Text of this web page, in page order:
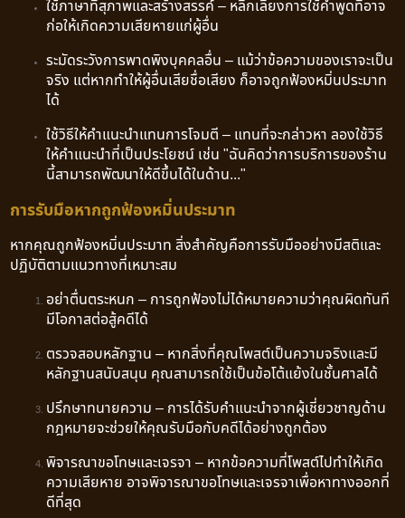
ใช้ภาษาที่สุภาพและสร้างสรรค์ – หลีกเลี่ยงการใช้คำพูดที่อาจ
ก่อให้เกิดความเสียหายแก่ผู้อื่น
ระมัดระวังการพาดพิงบุคคลอื่น – แม้ว่าข้อความของเราจะเป็น
จริง แต่หากทำให้ผู้อื่นเสียชื่อเสียง ก็อาจถูกฟ้องหมิ่นประมาท
ได้
ใช้วิธีให้คำแนะนำแทนการโจมตี – แทนที่จะกล่าวหา ลองใช้วิธี
ให้คำแนะนำที่เป็นประโยชน์ เช่น "ฉันคิดว่าการบริการของร้าน
นี้สามารถพัฒนาให้ดีขึ้นได้ในด้าน..."
การรับมือหากถูกฟ้องหมิ่นประมาท
หากคุณถูกฟ้องหมิ่นประมาท สิ่งสำคัญคือการรับมืออย่างมีสติและ
ปฏิบัติตามแนวทางที่เหมาะสม
อย่าตื่นตระหนก – การถูกฟ้องไม่ได้หมายความว่าคุณผิดทันที
มีโอกาสต่อสู้คดีได้
ตรวจสอบหลักฐาน – หากสิ่งที่คุณโพสต์เป็นความจริงและมี
หลักฐานสนับสนุน คุณสามารถใช้เป็นข้อโต้แย้งในชั้นศาลได้
ปรึกษาทนายความ – การได้รับคำแนะนำจากผู้เชี่ยวชาญด้าน
กฎหมายจะช่วยให้คุณรับมือกับคดีได้อย่างถูกต้อง
พิจารณาขอโทษและเจรจา – หากข้อความที่โพสต์ไปทำให้เกิด
ความเสียหาย อาจพิจารณาขอโทษและเจรจาเพื่อหาทางออกที่
ดีที่สุด